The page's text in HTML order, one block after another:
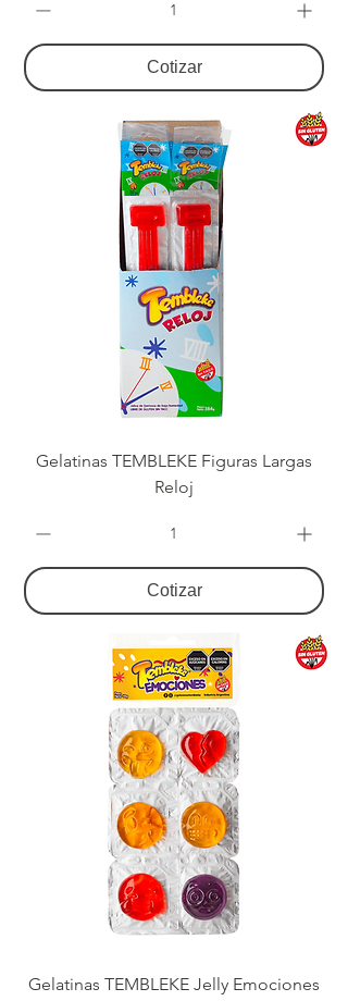
Cotizar
Gelatinas TEMBLEKE Figuras Largas
Reloj
Cotizar
Gelatinas TEMBLEKE Jelly Emociones